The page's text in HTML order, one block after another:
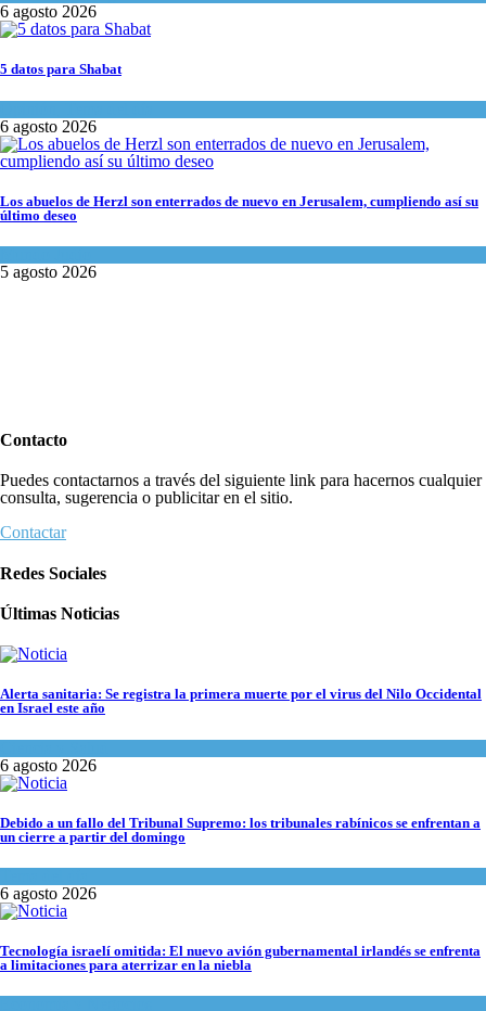
6 agosto 2026
5 datos para Shabat
6 agosto 2026
Los abuelos de Herzl son enterrados de nuevo en Jerusalem, cumpliendo así su
último deseo
5 agosto 2026
Contacto
Puedes contactarnos a través del siguiente link para hacernos cualquier
consulta, sugerencia o publicitar en el sitio.
Contactar
Redes Sociales
Últimas Noticias
Alerta sanitaria: Se registra la primera muerte por el virus del Nilo Occidental
en Israel este año
6 agosto 2026
Debido a un fallo del Tribunal Supremo: los tribunales rabínicos se enfrentan a
un cierre a partir del domingo
6 agosto 2026
Tecnología israelí omitida: El nuevo avión gubernamental irlandés se enfrenta
a limitaciones para aterrizar en la niebla